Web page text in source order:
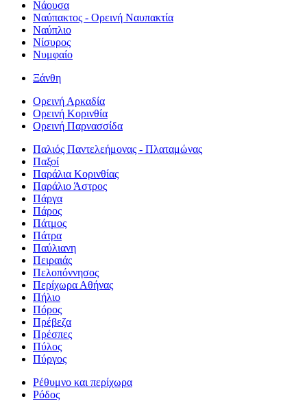
Νάουσα
Ναύπακτος - Ορεινή Ναυπακτία
Ναύπλιο
Νίσυρος
Νυμφαίο
Ξάνθη
Ορεινή Αρκαδία
Ορεινή Κορινθία
Ορεινή Παρνασσίδα
Παλιός Παντελεήμονας - Πλαταμώνας
Παξοί
Παράλια Κορινθίας
Παράλιο Άστρος
Πάργα
Πάρος
Πάτμος
Πάτρα
Παύλιανη
Πειραιάς
Πελοπόννησος
Περίχωρα Αθήνας
Πήλιο
Πόρος
Πρέβεζα
Πρέσπες
Πύλος
Πύργος
Ρέθυμνο και περίχωρα
Ρόδος